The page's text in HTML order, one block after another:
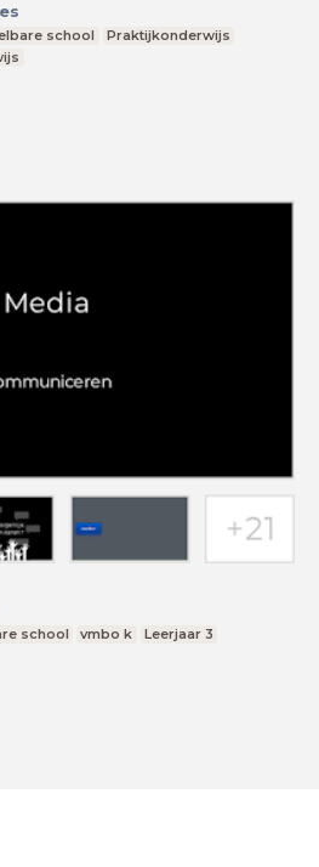
school
Praktijkonderwijs
school vmbo k Leerjaar 3